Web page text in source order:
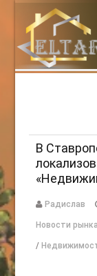
НОВОСТИ
В
Радислав
Новости
/